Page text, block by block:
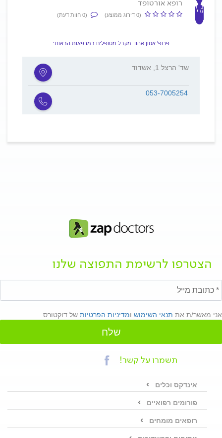
רופא אורטופד
(0 דירוג ממוצע) (0 חוות דעת)
פרופ' אטון אהוד מקבל מטופלים במרפאות הבאות:
שד' הרצל 1, אשדוד
053-7005254
הצטרפו לרשימת התפוצה שלנו
אני מאשר/ת את תנאי השימוש ומדיניות הפרטיות של דוקטורס
שלח
תשמרו על קשר!
אינדקס וכלים
פורומים רפואיים
רופאים מומחים